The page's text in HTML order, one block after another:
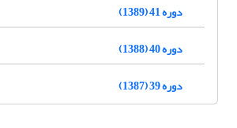
دوره 41 (1389)
دوره 40 (1388)
دوره 39 (1387)